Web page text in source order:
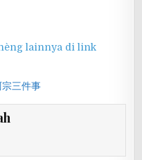
lainnya di link
宗三件事